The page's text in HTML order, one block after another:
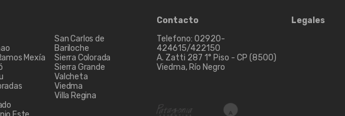
Mexía
San Carlos de
Bariloche
Sierra Colorada
Sierra Grande
Valcheta
Viedma
Villa Regina
Contacto
Telefono: 02920-
424615/422150
A. Zatti 287 1° Piso - CP (8500)
Viedma, Río Negro
Legales